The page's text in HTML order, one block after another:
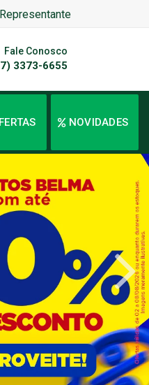
Fale Conosco
3373-6655
NOVIDADES